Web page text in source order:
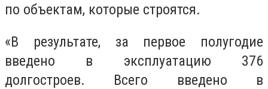
по объектам, которые строятся.
«В результате, за первое полугодие
введено в эксплуатацию 376
долгостроев. Всего введено в